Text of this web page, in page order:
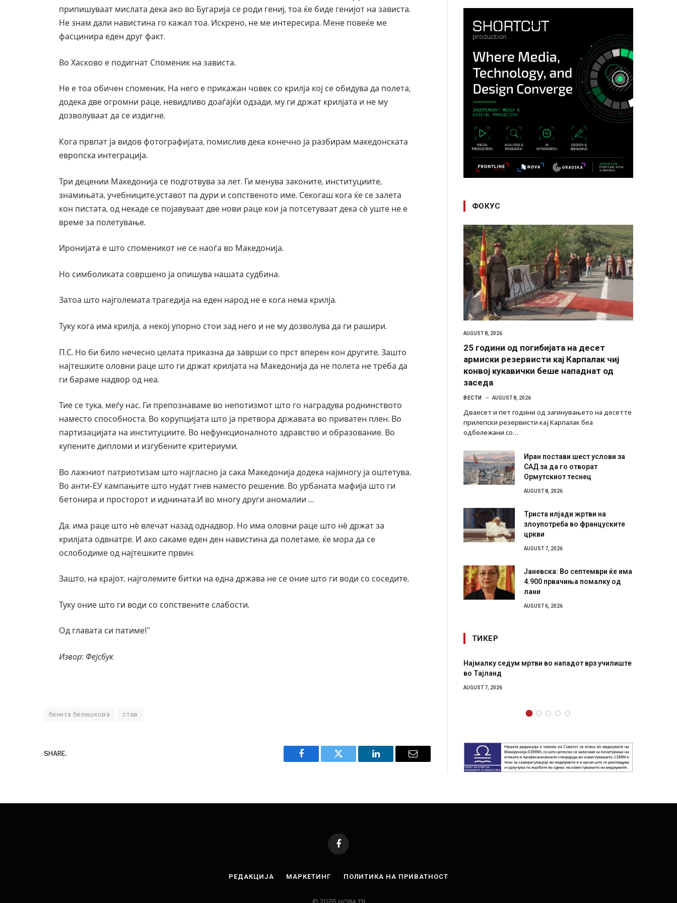
припишуваат мислата дека ако во Бугарија се роди гениј, тоа ќе биде генијот на зависта.
Не знам дали навистина го кажал тоа. Искрено, не ме интересира. Мене повеќе ме
фасцинира еден друг факт.
Во Хасково е подигнат Споменик на зависта.
Не е тоа обичен споменик. На него е прикажан човек со крилја кој се обидува да полета,
додека две огромни раце, невидливо доаѓајќи одзади, му ги држат крилјата и не му
дозволуваат да се издигне.
Кога првпат ја видов фотографијата, помислив дека конечно ја разбирам македонската
европска интеграција.
Три децении Македонија се подготвува за лет. Ги менува законите, институциите,
знамињата, учебниците,уставот па дури и сопственото име. Секогаш кога ќе се залета
кон пистата, од некаде се појавуваат две нови раце кои ја потсетуваат дека сè уште не е
време за полетување.
Иронијата е што споменикот не се наоѓа во Македонија.
Но симболиката совршено ја опишува нашата судбина.
Затоа што најголемата трагедија на еден народ не е кога нема крилја.
Туку кога има крилја, а некој упорно стои зад него и не му дозволува да ги рашири.
П.С. Но би било нечесно целата приказна да заврши со прст вперен кон другите. Зашто
најтешките оловни раце што ги држат крилјата на Македонија да не полета не треба да
ги бараме надвор од неа.
Тие се тука, меѓу нас. Ги препознаваме во непотизмот што го наградува роднинството
наместо способноста. Во корупцијата што ја претвора државата во приватен плен. Во
партизацијата на институциите. Во нефункционалното здравство и образование. Во
купените дипломи и изгубените критериуми.
Во лажниот патриотизам што најгласно ја сака Македонија додека најмногу ја оштетува.
Во анти-ЕУ кампањите што нудат гнев наместо решение. Во урбаната мафија што ги
бетонира и просторот и иднината.И во многу други аномалии …
Да, има раце што нè влечат назад однадвор. Но има оловни раце што нè држат за
крилјата одвнатре. И ако сакаме еден ден навистина да полетаме, ќе мора да се
ослободиме од најтешките првин.
Зашто, на крајот, најголемите битки на една држава не се оние што ги води со соседите.
Туку оние што ги води со сопствените слабости.
Од главата си патиме!”
Извор: Фејсбук
бенита белешкова став
SHARE.
Facebook Twitter LinkedIn Email
ФОКУС
AUGUST 8, 2026
25 години од погибијата на десет
армиски резервисти кај Карпалак чиј
конвој кукавички беше нападнат од
заседа
ВЕСТИ AUGUST 8, 2026
Дваесет и пет години од загинувањето на десетте
прилепски резервисти кај Карпалак беа
одбележани со…
Иран постави шест услови за
САД за да го отворат
Ормутскиот теснец
AUGUST 8, 2026
Триста илјади жртви на
злоупотреба во француските
цркви
AUGUST 7, 2026
Јаневска: Во септември ќе има
4.900 првачиња помалку од
лани
AUGUST 6, 2026
ТИКЕР
Најмалку седум мртви во нападот врз училиште
во Тајланд
AUGUST 7, 2026
Facebook
РЕДАКЦИЈА МАРКЕТИНГ ПОЛИТИКА НА ПРИВАТНОСТ